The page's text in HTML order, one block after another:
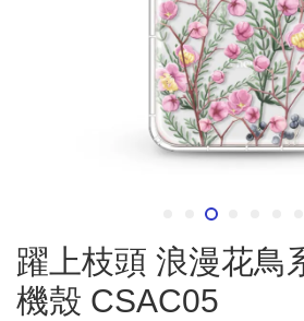
躍上枝頭 浪漫花鳥
機殼 CSAC05